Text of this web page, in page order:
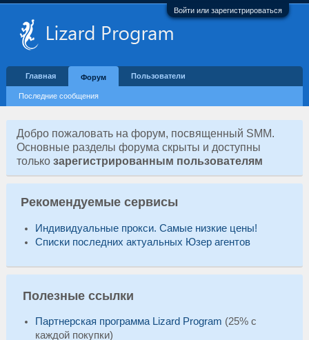
Войти или зарегистрироваться
Добро пожаловать на форум, посвященный SMM.
Основные разделы форума скрыты и доступны
толькозарегистрированным пользователям
Рекомендуемые сервисы
Индивидуальные прокси. Самые низкие цены!
Списки последних актуальных Юзер агентов
Полезные ссылки
Партнерская программа Lizard Program (25% с
каждой покупки)
Главная Форум
Последние сообщения
Пользователи